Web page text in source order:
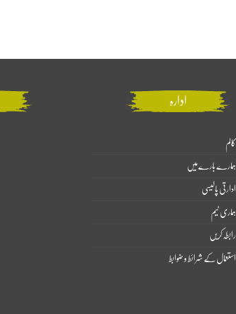
ادارہ
کالم
ہمارے بارے میں
ادارتی پالیسی
ہماری ٹیم
رابطہ کریں
استعمال کے شرائط و ضوابط